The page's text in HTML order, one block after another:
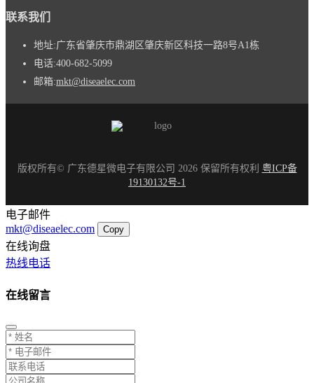
联系我们
地址:广东省肇庆市鼎湖区肇庆新区科技一路8号A1栋
电话:400-682-5099
邮箱:mkt@diseaelec.com
版权所有© 广东德星微电子有限公司 2026 保留所有权利 粤ICP备
19130132号-1
电子邮件
mkt@diseaelec.com
Copy
在线询盘
热线电话
在线留言